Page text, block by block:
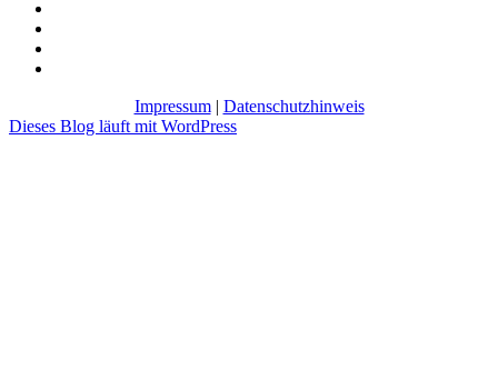
Impressum| Datenschutzhinweis
Dieses Blog läuft mit WordPress